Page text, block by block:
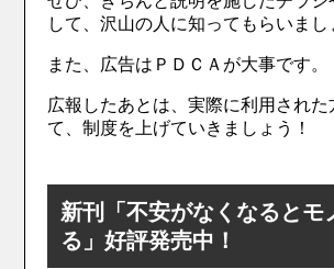
して、沢山の人に知ってもらいまし
また、広告はＰＤＣＡが大事です。
広報したあとは、実際に利用された
て、制度を上げていきましょう！
新刊「不安がなくなるとモ
る」好評発売中！